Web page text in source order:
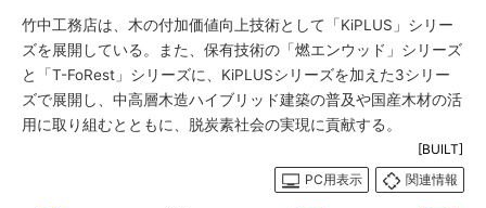
竹中工務店は、木の付加価値向上技術として「KiPLUS」シリー
ズを展開している。また、保有技術の「燃エンウッド」シリーズ
と「T-FoRest」シリーズに、KiPLUSシリーズを加えた3シリー
ズで展開し、中高層木造ハイブリッド建築の普及や国産木材の活
用に取り組むとともに、脱炭素社会の実現に貢献する。
[BUILT]
PC用表示
関連情報